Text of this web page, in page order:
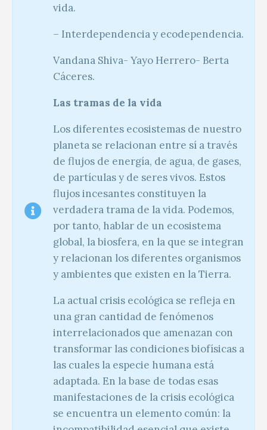
vida.
– Interdependencia y ecodependencia.
Vandana Shiva- Yayo Herrero- Berta
Cáceres.
Las tramas de la vida
Los diferentes ecosistemas de nuestro
planeta se relacionan entre sí a través
de flujos de energía, de agua, de gases,
de partículas y de seres vivos. Estos
flujos incesantes constituyen la
verdadera trama de la vida. Podemos,
por tanto, hablar de un ecosistema
global, la biosfera, en la que se integran
y relacionan los diferentes organismos
y ambientes que existen en la Tierra.
La actual crisis ecológica se refleja en
una gran cantidad de fenómenos
interrelacionados que amenazan con
transformar las condiciones biofísicas a
las cuales la especie humana está
adaptada. En la base de todas esas
manifestaciones de la crisis ecológica
se encuentra un elemento común: la